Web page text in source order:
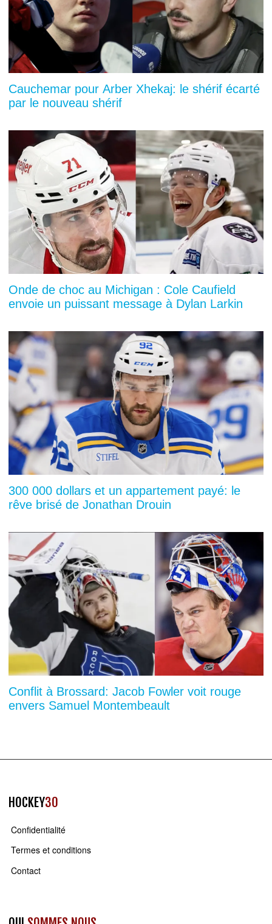
Cauchemar pour Arber Xhekaj: le shérif écarté
par le nouveau shérif
Onde de choc au Michigan : Cole Caufield
envoie un puissant message à Dylan Larkin
300 000 dollars et un appartement payé: le
rêve brisé de Jonathan Drouin
Conflit à Brossard: Jacob Fowler voit rouge
envers Samuel Montembeault
HOCKEY30
Confidentialité
Termes et conditions
Contact